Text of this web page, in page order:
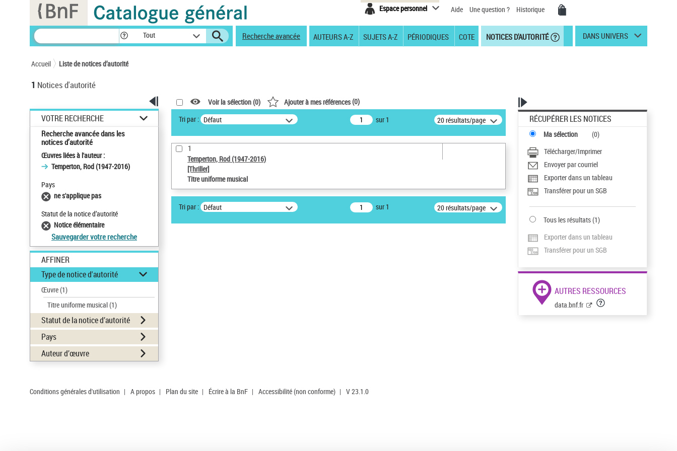
Espace personnel Aide Une question ? Historique
Tout Recherche avancée AUTEURS A-Z SUJETS A-Z PÉRIODIQUES COTE NOTICES D'AUTORITÉ DANS UNIVERS
Accueil Liste de notices d’autorité
1 Notices d'autorité
VOTRE RECHERCHE
Recherche avancée dans les
notices d’autorité
Œuvres liées à l'auteur :
Temperton, Rod (1947-2016)
Pays
ne s'applique pas
Statut de la notice d’autorité
Notice élémentaire
Sauvegarder votre recherche
AFFINER
Type de notice d'autorité
Œuvre(1)
Titre uniforme musical(1)
Statut de la notice d’autorité
Pays
Auteur d’œuvre
Voir la sélection (0) Ajouter à mes références(0)
Tri par : Défaut sur 1 20 résultats/page
1
Temperton, Rod (1947-2016)
[Thriller]
Titre uniforme musical
Tri par : Défaut sur 1 20 résultats/page
RÉCUPÉRER LES NOTICES
Ma sélection (0)
Télécharger/Imprimer
Envoyer par courriel
Exporter dans un tableau
Transférer pour un SGB
Tous les résultats(1)
Exporter dans un tableau
Transférer pour un SGB
AUTRES RESSOURCES
data.bnf.fr
Conditions générales d'utilisation | A propos | Plan du site | Écrire à la BnF | Accessibilité (non conforme) | V 23.1.0
Panneau de gestion des cookies